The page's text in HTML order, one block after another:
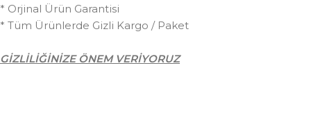
* Orjinal Ürün Garantisi
* Tüm Ürünlerde Gizli Kargo / Paket
GİZLİLİĞİNİZE ÖNEM VERİYORUZ